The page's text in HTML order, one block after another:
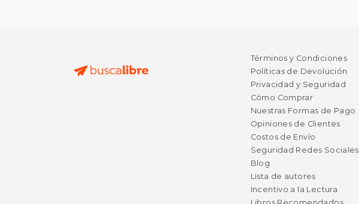
Términos y Condiciones
Políticas de Devolución
Privacidad y Seguridad
Cómo Comprar
Nuestras Formas de Pago
Opiniones de Clientes
Costos de Envío
Seguridad Redes Sociales
Blog
Lista de autores
Incentivo a la Lectura